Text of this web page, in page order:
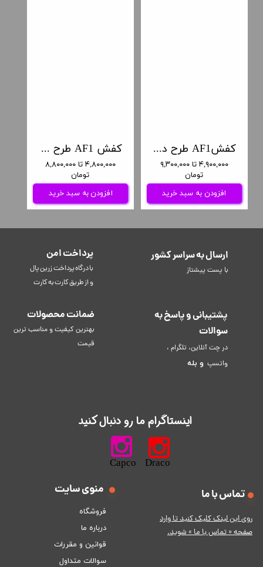
کفش AF1 طرح رنگین کمانی چکه ای
۴,۸۰۰,۰۰۰ تا ۸,۸۰۰,۰۰۰
تومان
افزودن به سبد خرید
کفشAF1 طرح دوبعدی کارتونی
۴,۹۰۰,۰۰۰ تا ۹,۳۰۰,۰۰۰
تومان
افزودن به سبد خرید
ارسال به سراسر کشور
با پست پیشتاز
منوی سایت
فروشگاه
درباره ما
قوانین و مقررات
سوالات متداول
تماس با ما
روی این لینک کلیک کنید تا وارد
صفحه « تماس با ما » شوید.
پرداخت امن
​​​​​با درگاه پرداخت زرین پال
و از طریق کارت به کارت
پشتیبانی و پاسخ به
سوالات
در چت آنلاین، تلگرام ،
واتسپ و بله
ضمانت محصولات
بهترین کیفیت و مناسب ترین
قیمت
​اینستاگرام ما رو دنبال کنید​​​​​​​
​​​​​​​​​​​​​​​​​​​​Capco Draco